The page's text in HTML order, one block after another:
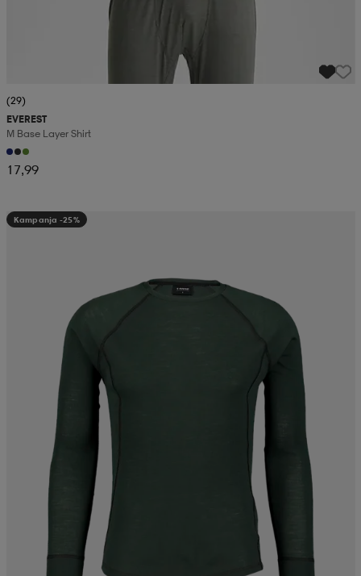
(29)
EVEREST
M Base Layer Shirt
17,99
Kampanja -25%